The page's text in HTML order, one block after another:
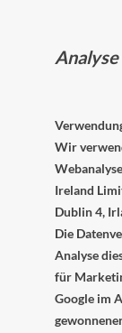
Wir
Ireland
Dublin 4,
Die
Analyse
für
Google im